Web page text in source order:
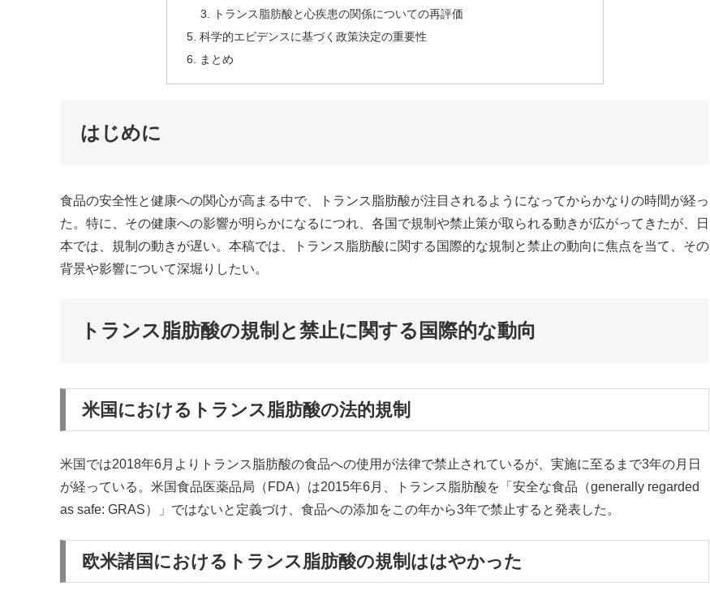
トランス脂肪酸と心疾患の関係についての再評価
科学的エビデンスに基づく政策決定の重要性
まとめ
はじめに
食品の安全性と健康への関心が高まる中で、トランス脂肪酸が注目されるようになってからかなりの時間が経っ
た。特に、その健康への影響が明らかになるにつれ、各国で規制や禁止策が取られる動きが広がってきたが、日
本では、規制の動きが遅い。本稿では、トランス脂肪酸に関する国際的な規制と禁止の動向に焦点を当て、その
背景や影響について深堀りしたい。
トランス脂肪酸の規制と禁止に関する国際的な動向
米国におけるトランス脂肪酸の法的規制
米国では2018年6月よりトランス脂肪酸の食品への使用が法律で禁止されているが、実施に至るまで3年の月日
が経っている。米国食品医薬品局（FDA）は2015年6月、トランス脂肪酸を「安全な食品（generally regarded
as safe: GRAS）」ではないと定義づけ、食品への添加をこの年から3年で禁止すると発表した。
欧米諸国におけるトランス脂肪酸の規制ははやかった